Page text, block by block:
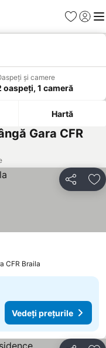
Favorite
și camere
oaspeți, 1 cameră
Hartă
Gara CFR
Distribuiți
CFR Braila
Vedeți prețurile